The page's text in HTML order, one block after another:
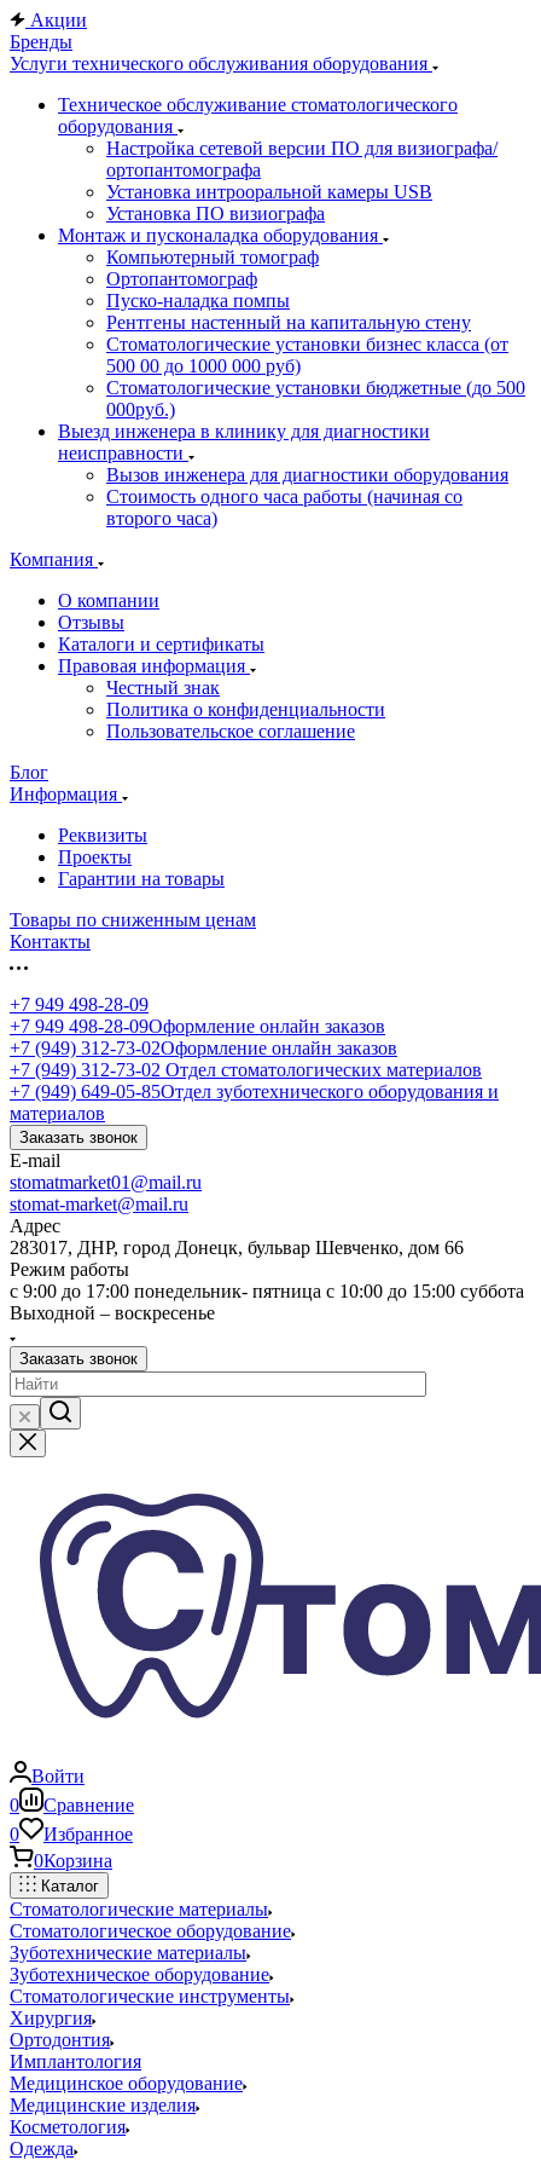
Акции
Бренды
Услуги технического обслуживания оборудования
Техническое обслуживание стоматологического
оборудования
Настройка сетевой версии ПО для визиографа/
ортопантомографа
Установка интрооральной камеры USB
Установка ПО визиографа
Монтаж и пусконаладка оборудования
Компьютерный томограф
Ортопантомограф
Пуско-наладка помпы
Рентгены настенный на капитальную стену
Стоматологические установки бизнес класса (от
500 00 до 1000 000 руб)
Стоматологические установки бюджетные (до 500
000руб.)
Выезд инженера в клинику для диагностики
неисправности
Вызов инженера для диагностики оборудования
Стоимость одного часа работы (начиная со
второго часа)
Компания
О компании
Отзывы
Каталоги и сертификаты
Правовая информация
Честный знак
Политика о конфиденциальности
Пользовательское соглашение
Блог
Информация
Реквизиты
Проекты
Гарантии на товары
Товары по сниженным ценам
Контакты
+7 949 498-28-09
+7 949 498-28-09Оформление онлайн заказов
+7 (949) 312-73-02Оформление онлайн заказов
+7 (949) 312-73-02 Отдел стоматологических материалов
+7 (949) 649-05-85Отдел зуботехнического оборудования и
материалов
Заказать звонок
E-mail
stomatmarket01@mail.ru
stomat-market@mail.ru
Адрес
283017, ДНР, город Донецк, бульвар Шевченко, дом 66
Режим работы
с 9:00 до 17:00 понедельник- пятница с 10:00 до 15:00 суббота
Выходной – воскресенье
Заказать звонок
Войти
0
Сравнение
0
Избранное
0Корзина
Каталог
Стоматологические материалы
Стоматологическое оборудование
Зуботехнические материалы
Зуботехническое оборудование
Стоматологические инструменты
Хирургия
Ортодонтия
Имплантология
Медицинское оборудование
Медицинские изделия
Косметология
Одежда